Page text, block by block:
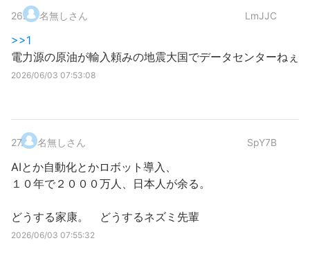
26. 名無しさん LmJJC
>>1
電力源の原油が輸入頼みの地震大国でデータセンターねぇ
2026/06/03 07:53:08
27. 名無しさん SpY7B
AIとか自動化とかロボット導入、
１０年で２０００万人、日本人が余る。
どうする家康。 どうするネズミ先輩
2026/06/03 07:55:32